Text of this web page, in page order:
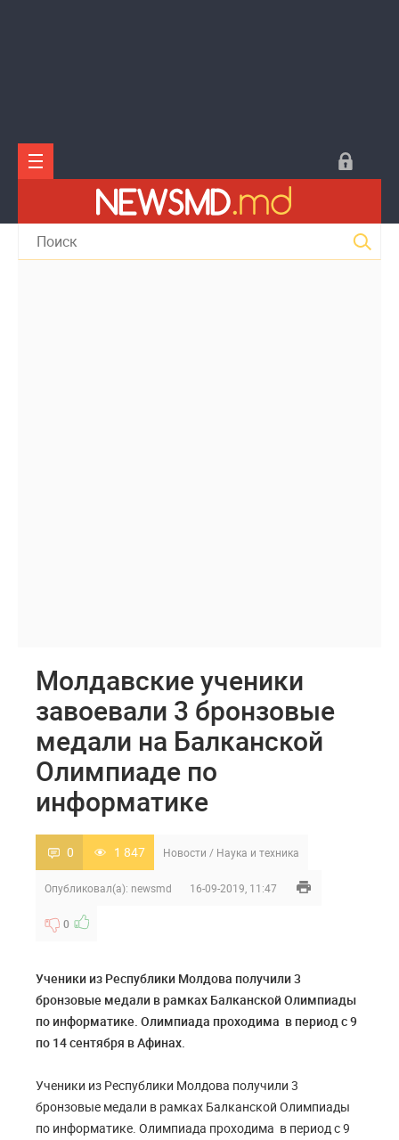
Молдавские ученики
завоевали 3 бронзовые
медали на Балканской
Олимпиаде по
информатике
0 1 847 Новости / Наука и техника
Опубликовал(а): newsmd 16-09-2019, 11:47
0
Ученики из Республики Молдова получили 3
бронзовые медали в рамках Балканской Олимпиады
по информатике. Олимпиада проходима в период с 9
по 14 сентября в Афинах.
Ученики из Республики Молдова получили 3
бронзовые медали в рамках Балканской Олимпиады
по информатике. Олимпиада проходима в период с 9